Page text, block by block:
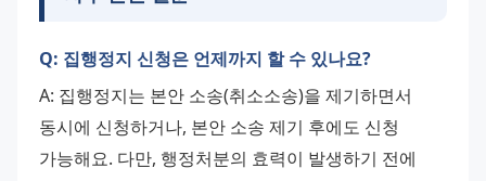
Q: 집행정지 신청은 언제까지 할 수 있나요?
A: 집행정지는 본안 소송(취소소송)을 제기하면서
동시에 신청하거나, 본안 소송 제기 후에도 신청
가능해요. 다만, 행정처분의 효력이 발생하기 전에